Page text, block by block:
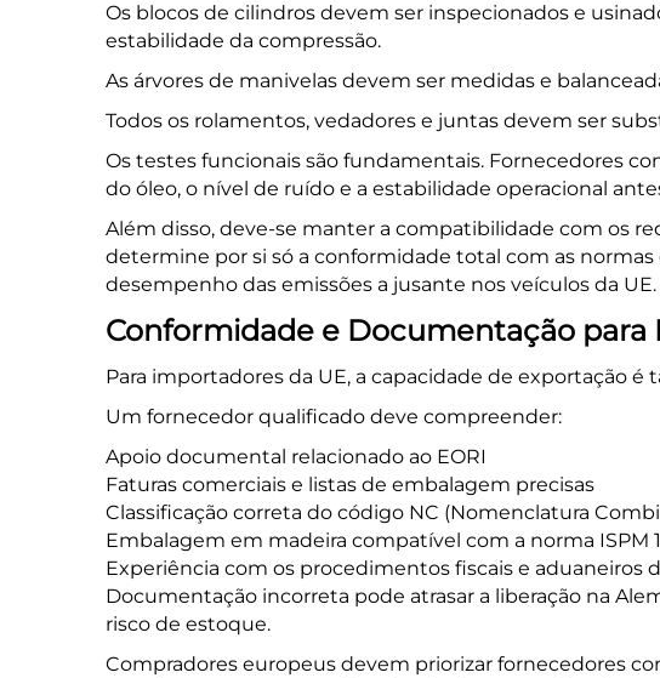
Os blocos de cilindros devem ser inspecionados e
estabilidade da compressão.
As árvores de manivelas devem ser medidas e
Todos os rolamentos, vedadores e juntas devem ser
Os testes funcionais são fundamentais. Fornecedores
do óleo, o nível de ruído e a estabilidade operacional
Além disso, deve-se manter a compatibilidade com os
determine por si só a conformidade total com as
desempenho das emissões a jusante nos veículos da UE.
Conformidade e Documentação para
Para importadores da UE, a capacidade de exportação
Um fornecedor qualificado deve compreender:
Apoio documental relacionado ao EORI
Faturas comerciais e listas de embalagem precisas
Classificação correta do código NC (Nomenclatura
Embalagem em madeira compatível com a norma ISPM
Experiência com os procedimentos fiscais e aduaneiros
Documentação incorreta pode atrasar a liberação na
risco de estoque.
Compradores europeus devem priorizar fornecedores